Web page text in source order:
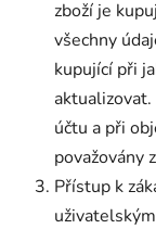
zboží je
všechny
kupující při
účtu a při
považovány
Přístup k